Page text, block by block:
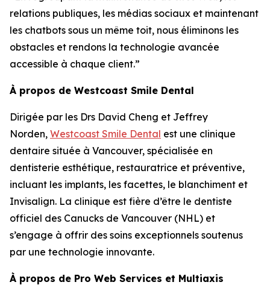
relations publiques, les médias sociaux et maintenant
les chatbots sous un même toit, nous éliminons les
obstacles et rendons la technologie avancée
accessible à chaque client.”
À propos de Westcoast Smile Dental
Dirigée par les Drs David Cheng et Jeffrey
Norden, Westcoast Smile Dental est une clinique
dentaire située à Vancouver, spécialisée en
dentisterie esthétique, restauratrice et préventive,
incluant les implants, les facettes, le blanchiment et
Invisalign. La clinique est fière d’être le dentiste
officiel des Canucks de Vancouver (NHL) et
s’engage à offrir des soins exceptionnels soutenus
par une technologie innovante.
À propos de Pro Web Services et Multiaxis